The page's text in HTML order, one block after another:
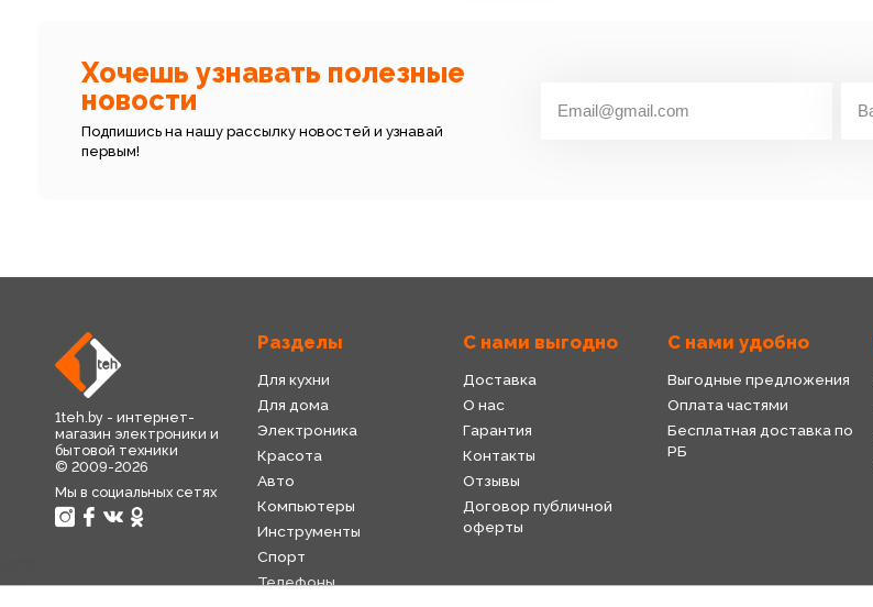
Хочешь узнавать полезные
новости
Подпишись на нашу рассылку новостей и узнавай
первым!
1teh.by - интернет-
магазин электроники и
бытовой техники
© 2009-2026
Мы в социальных сетях
Разделы
Для кухни
Для дома
Электроника
Красота
Авто
Компьютеры
Инструменты
Спорт
Телефоны
С нами выгодно
Доставка
О нас
Гарантия
Контакты
Отзывы
Договор публичной
оферты
С нами удобно
Выгодные предложения
Оплата частями
Бесплатная доставка по
РБ